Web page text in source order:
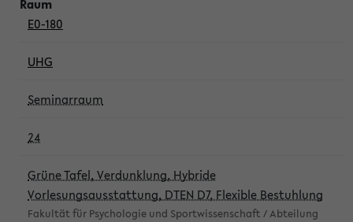
E0-180
UHG
Seminarraum
24
Grüne Tafel, Verdunklung, Hybride
Vorlesungsausstattung, DTEN D7, Flexible Bestuhlung
Fakultät für Psychologie und Sportwissenschaft / Abteilung